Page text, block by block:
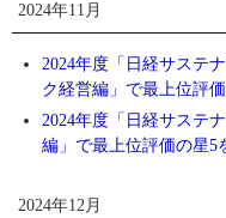
2024年11月
2024年度「日経サステ
ク経営編」で最上位評
2024年度「日経サステ
編」で最上位評価の星5
2024年12月